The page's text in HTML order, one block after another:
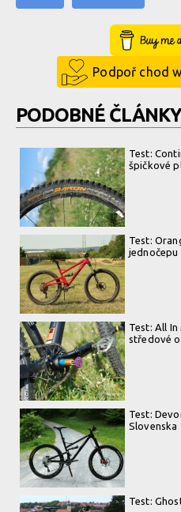
Buy
Podpoř chod
PODOBNÉ ČLÁNKY
Test:
špičkové
Test:
jednočepu
Test: All
středové
Test:
Slovenska
Test: